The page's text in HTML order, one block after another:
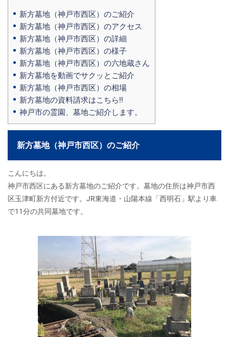
新方墓地（神戸市西区）のご紹介
新方墓地（神戸市西区）のアクセス
新方墓地（神戸市西区）の詳細
新方墓地（神戸市西区）の様子
新方墓地（神戸市西区）の六地蔵さん
新方墓地を動画でサクッとご紹介
新方墓地（神戸市西区）の相場
新方墓地の資料請求はこちら‼
神戸市の霊園、墓地ご紹介します。
新方墓地（神戸市西区）のご紹介
こんにちは。
神戸市西区にある新方墓地のご紹介です。墓地の住所は神戸市西
区玉津町新方付近です。JR東海道・山陽本線「西明石」駅より車
で11分の共同墓地です。